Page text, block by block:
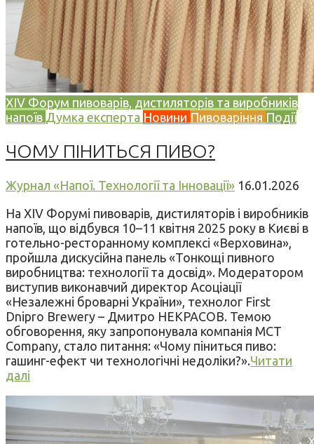
XIV Форум пивоварів, дистиляторів та виробників
напоїв Думка експерта Новини Пивоваріння Події
ЧОМУ ПІНИТЬСЯ ПИВО?
Журнал «Напої. Технології та Інновації» 16.01.2026
На XIV Форумі пивоварів, дистиляторів і виробників
напоїв, що відбувся 10–11 квітня 2025 року в Києві в
готельно-ресторанному комплексі «Верховина»,
пройшла дискусійна панель «Тонкощі пивного
виробництва: технології та досвід». Модератором
виступив виконавчий директор Асоціації
«Незалежні броварні України», технолог First
Dnipro Brewery – Дмитро НЕКРАСОВ. Темою
обговорення, яку запропонувала компанія MCT
Company, стало питання: «Чому піниться пиво:
гашинг-ефект чи технологічні недоліки?».Читати
далі